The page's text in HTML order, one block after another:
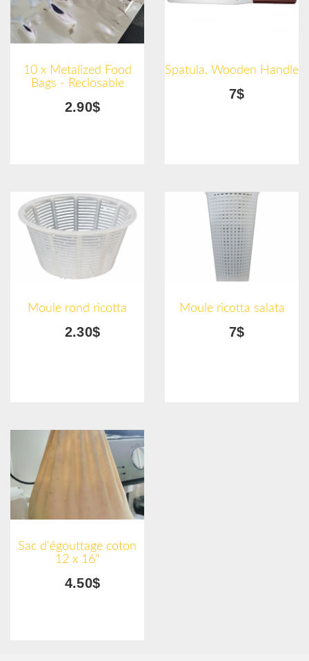
10 x Metalized Food
Bags - Reclosable
2.90$
Spatula, Wooden Handle
7$
Moule rond ricotta
2.30$
Moule ricotta salata
7$
Sac d'égouttage coton
12 x 16"
4.50$